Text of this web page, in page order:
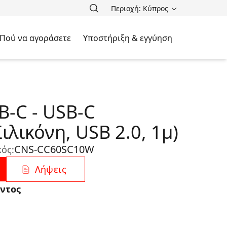
Περιοχή: Κύπρος
Πού να αγοράσετε Υποστήριξη & εγγύηση
C - USB-C
USB 2.0, 1μ)
CNS-CC60SC10W
Λήψεις